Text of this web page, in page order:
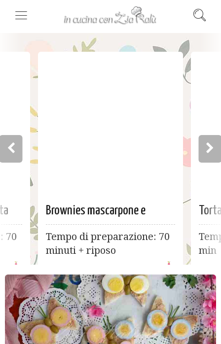
70
Brownies mascarpone e
cioccolato
Tempo di preparazione: 70
minuti + riposo
min